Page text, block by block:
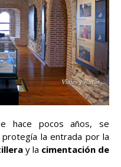
hace pocos años, se
protegía la entrada por la
y la cimentación de